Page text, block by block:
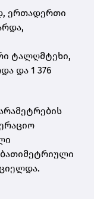
ერთადერთი
ტალღმტეხი,
და 1 376